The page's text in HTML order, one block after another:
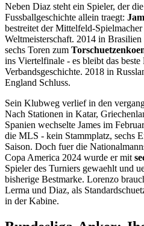
Neben Diaz steht ein Spieler, der
Fussballgeschichte allein traegt:
bestreitet der Mittelfeld-
Weltmeisterschaft. 2014 in
sechs Toren zum
ins Viertelfinale - es bleibt das beste
Verbandsgeschichte. 2018 in
England Schluss.
Sein Klubweg verlief in den
Nach Stationen in Katar,
Spanien wechselte James im
die MLS - kein Stammplatz, sechs
Saison. Doch fuer die
Copa America 2024 wurde er mit
Spieler des Turniers gewaehlt und
bisherige Bestmarke. Lorenzo
Lerma und Diaz, als
in der Kabine.